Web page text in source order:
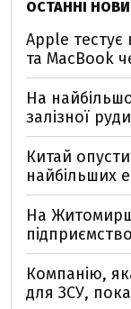
ОСТАННІ
Apple
та MacBook
На
залізної
Китай
найбільших
На
Компанію,
для ЗСУ,